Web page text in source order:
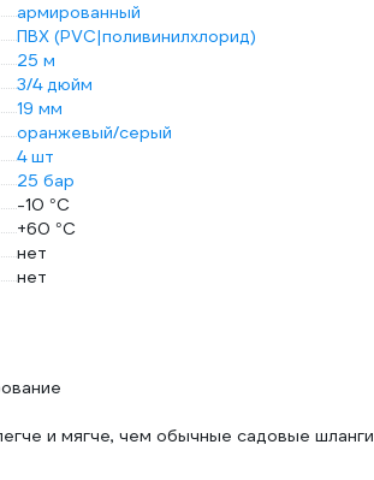
армированный
ПВХ (PVC|поливинилхлорид)
25 м
3/4 дюйм
19 мм
оранжевый/серый
4 шт
25 бар
-10 °С
+60 °С
нет
нет
и мягче, чем обычные садовые шланги